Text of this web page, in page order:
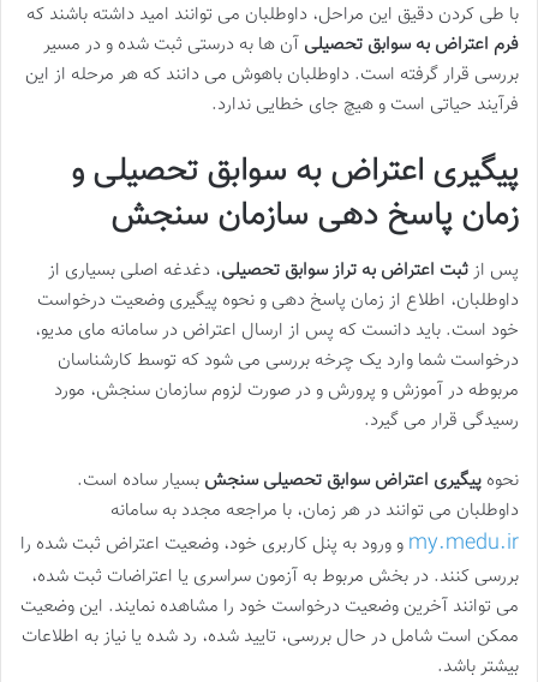
با طی کردن دقیق این مراحل، داوطلبان می توانند امید داشته باشند که
فرم اعتراض به سوابق تحصیلی آن ها به درستی ثبت شده و در مسیر
بررسی قرار گرفته است. داوطلبان باهوش می دانند که هر مرحله از این
فرآیند حیاتی است و هیچ جای خطایی ندارد.
پیگیری اعتراض به سوابق تحصیلی و
زمان پاسخ دهی سازمان سنجش
پس ازثبت اعتراض به تراز سوابق تحصیلی، دغدغه اصلی بسیاری از
داوطلبان، اطلاع از زمان پاسخ دهی و نحوه پیگیری وضعیت درخواست
خود است. باید دانست که پس از ارسال اعتراض در سامانه مای مدیو،
درخواست شما وارد یک چرخه بررسی می شود که توسط کارشناسان
مربوطه در آموزش و پرورش و در صورت لزوم سازمان سنجش، مورد
رسیدگی قرار می گیرد.
نحوه پیگیری اعتراض سوابق تحصیلی سنجش بسیار ساده است.
داوطلبان می توانند در هر زمان، با مراجعه مجدد به سامانه
my.medu.ir و ورود به پنل کاربری خود، وضعیت اعتراض ثبت شده را
بررسی کنند. در بخش مربوط به آزمون سراسری یا اعتراضات ثبت شده،
می توانند آخرین وضعیت درخواست خود را مشاهده نمایند. این وضعیت
ممکن است شامل در حال بررسی، تایید شده، رد شده یا نیاز به اطلاعات
بیشتر باشد.